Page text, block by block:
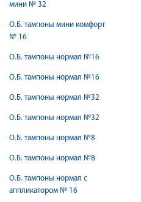
мини № 32
О.Б. тампоны мини комфорт
№ 16
О.Б. тампоны нормал №16
О.Б. тампоны нормал №16
О.Б. тампоны нормал №32
О.Б. тампоны нормал №32
О.Б. тампоны нормал №8
О.Б. тампоны нормал №8
О.Б. тампоны нормал с
аппликатором № 16